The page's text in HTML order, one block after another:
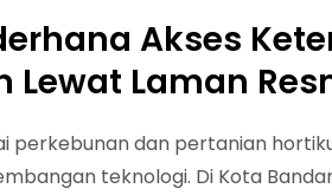
Akses
Lewat Laman
perkebunan dan pertanian
teknologi. Di Kota